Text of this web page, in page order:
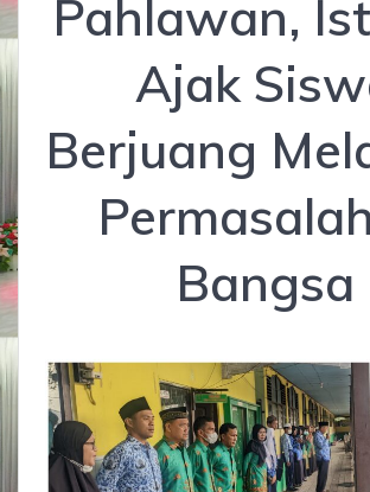
Pahlawan,
Ajak
Berjuang
Bangsa